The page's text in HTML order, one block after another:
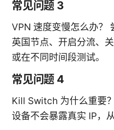
常见问题 3
VPN 速度变慢怎么办？
英国节点、开启分流、
或在不同时间段测试。
常见问题 4
Kill Switch 为什么重要
设备不会暴露真实 IP，